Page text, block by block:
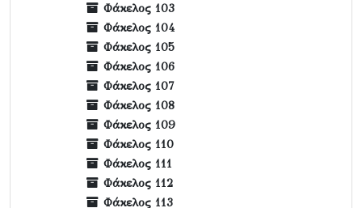
Φάκελος 103
Φάκελος 104
Φάκελος 105
Φάκελος 106
Φάκελος 107
Φάκελος 108
Φάκελος 109
Φάκελος 110
Φάκελος 111
Φάκελος 112
Φάκελος 113